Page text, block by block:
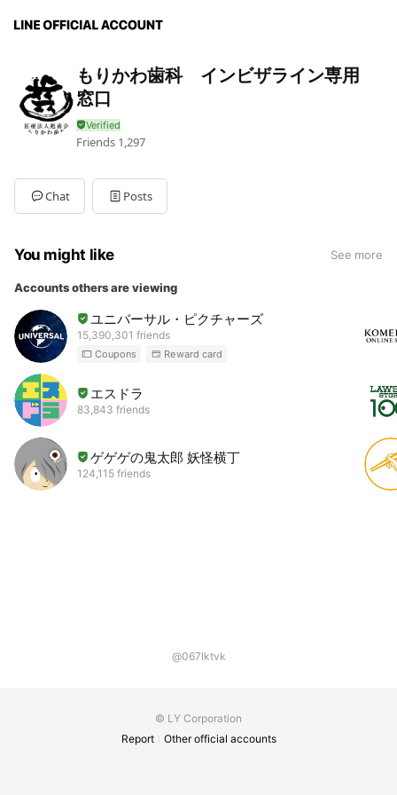
もりかわ歯科 インビザライン専用
窓口
Friends 1,297
Chat Posts
You might like See more
Accounts others are viewing
ユニバーサル・ピクチャーズ
15,390,301 friends
Coupons Reward card
エスドラ
83,843 friends
ゲゲゲの鬼太郎 妖怪横丁
124,115 friends
@067lktvk
© LY Corporation
Report
Other official accounts